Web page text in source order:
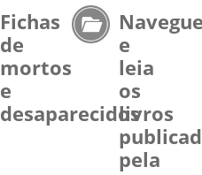
Fichas
de
mortos
e
desaparecidos
e
leia
os
livros
pela